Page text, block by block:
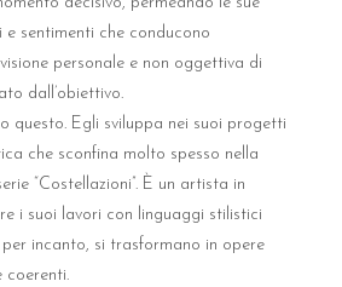
sentimenti che conducono
personale e non oggettiva di
dall’obiettivo.
questo. Egli sviluppa nei suoi progetti
che sconfina molto spesso nella
“Costellazioni”. È un artista in
i suoi lavori con linguaggi stilistici
incanto, si trasformano in opere
coerenti.